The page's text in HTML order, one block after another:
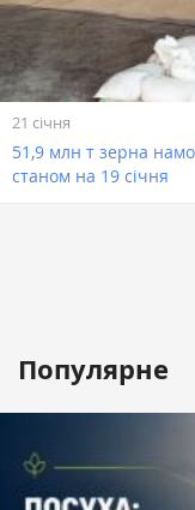
21 січня
51,9 млн т зерна
станом на 19 січня
Популярне